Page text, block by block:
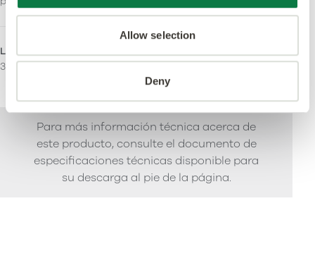
Allow selection
Deny
LRV - Valor Y
33
Áreas de uso
Pesado Comercial
Para más información técnica acerca de
este producto, consulte el documento de
especificaciones técnicas disponible para
su descarga al pie de la página.